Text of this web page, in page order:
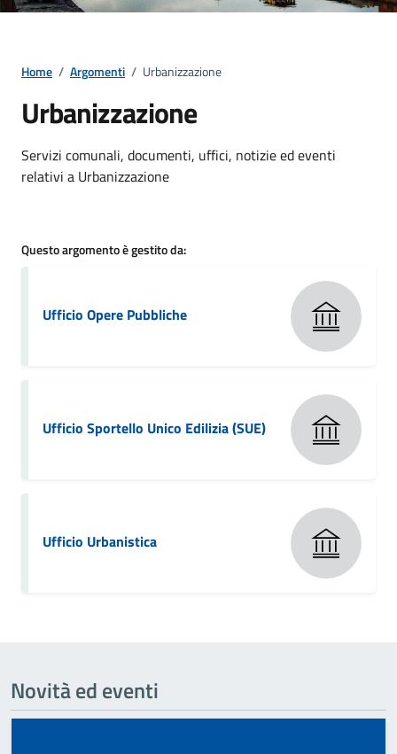
Home / Argomenti / Urbanizzazione
Urbanizzazione
Dettagli della notizia
Servizi comunali, documenti, uffici, notizie ed eventi
relativi a Urbanizzazione
Questo argomento è gestito da:
Ufficio Opere Pubbliche
Ufficio Sportello Unico Edilizia (SUE)
Ufficio Urbanistica
Novità ed eventi